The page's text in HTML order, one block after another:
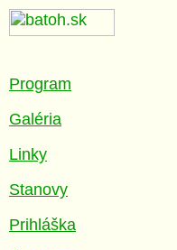
Program
Galéria
Linky
Stanovy
Prihláška